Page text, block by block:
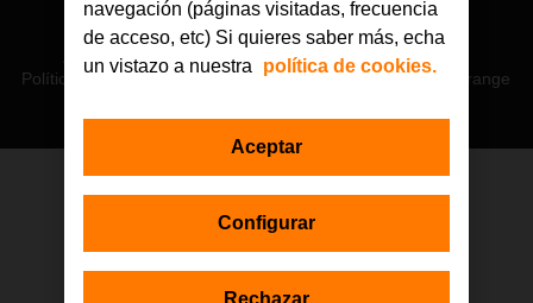
© Orange 2026
Accesibilidad
Lectura accesible: Confort+
Contacto
Política de privacidad
Política de cookies Aviso legal Orange
Estas actuaciones forman parte de la iniciativa Generación D
impulsada por Red.es, Ministerio para la Transformación Digital y de
la Función Pública a través de la Secretaría de Estado de
Digitalización e Inteligencia Artificial, y están financiadas por el Plan de
Recuperación, Transformación y Resiliencia a través de los fondos
navegación (páginas visitadas, frecuencia
de acceso, etc) Si quieres saber más, echa
un vistazo a nuestra
política de cookies.
Configurar
Aceptar